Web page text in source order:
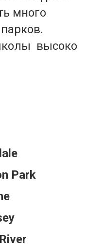
много
высоко
Park